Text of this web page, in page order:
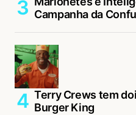
Campanha da
Terry Crews tem
Burger King